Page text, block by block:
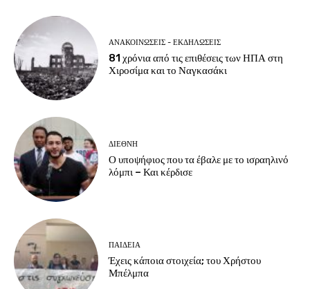
ΑΝΑΚΟΙΝΩΣΕΙΣ - ΕΚΔΗΛΩΣΕΙΣ
81 χρόνια από τις επιθέσεις των ΗΠΑ στη
Χιροσίμα και το Ναγκασάκι
ΔΙΕΘΝΗ
Ο υποψήφιος που τα έβαλε με το ισραηλινό
λόμπι – Και κέρδισε
ΠΑΙΔΕΙΑ
Έχεις κάποια στοιχεία; του Χρήστου
Μπέλμπα